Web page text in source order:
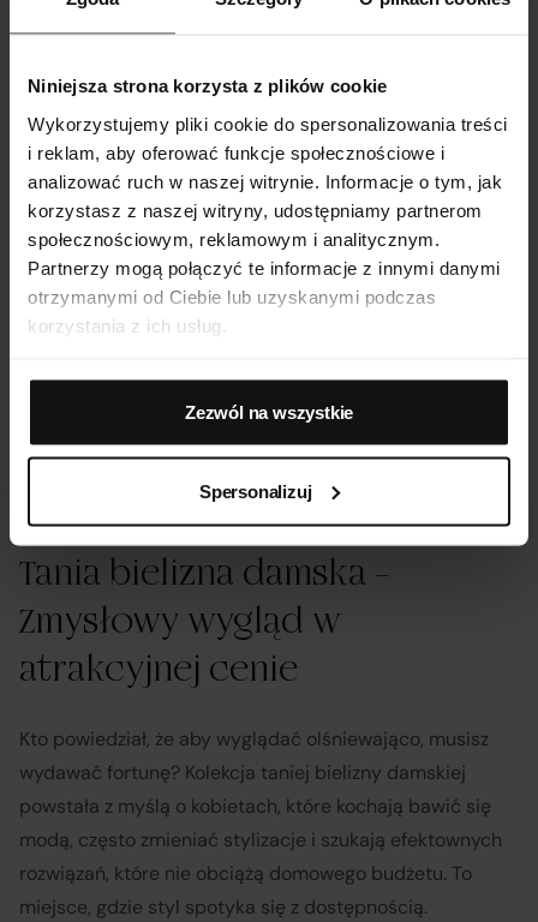
Niniejsza strona korzysta z plików cookie
Wykorzystujemy pliki cookie do spersonalizowania treści
i reklam, aby oferować funkcje społecznościowe i
analizować ruch w naszej witrynie. Informacje o tym, jak
korzystasz z naszej witryny, udostępniamy partnerom
społecznościowym, reklamowym i analitycznym.
Partnerzy mogą połączyć te informacje z innymi danymi
otrzymanymi od Ciebie lub uzyskanymi podczas
korzystania z ich usług.
Zezwól na wszystkie
Spersonalizuj
Komplet bielizny damskiej z transparentną koszulką i stringami
89,99
Bezszwowe figi z elastycznego
49,99
1 2 3
Tania bielizna damska –
Zmysłowy wygląd w
atrakcyjnej cenie
Kto powiedział, że aby wyglądać olśniewająco, musisz
wydawać fortunę? Kolekcja taniej bielizny damskiej
powstała z myślą o kobietach, które kochają bawić się
modą, często zmieniać stylizacje i szukają efektownych
rozwiązań, które nie obciążą domowego budżetu. To
miejsce, gdzie styl spotyka się z dostępnością.